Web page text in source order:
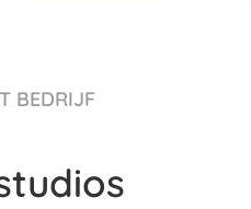
BEDRIJF